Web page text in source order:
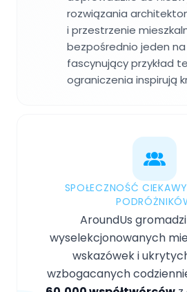
rozwiązania
i przestrzenie
bezpośrednio jeden
fascynujący przykład
ograniczenia inspirują
SPOŁECZNOŚĆ
AroundUs
wyselekcjonowanych
wskazówek i
wzbogacanych